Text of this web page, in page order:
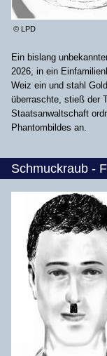
© LPD
Ein bislang
2026, in ein
Weiz ein und stahl
überraschte, stieß der
Staatsanwaltschaft
Phantombildes an.
Schmuckraub -